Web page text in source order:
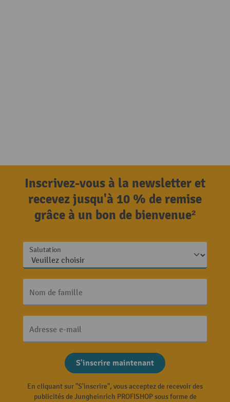
Inscrivez-vous à la newsletter et
recevez jusqu'à 10 % de remise
grâce à un bon de bienvenue²
Salutation
Nom de famille
Adresse e-mail
S'inscrire maintenant
En cliquant sur "S'inscrire", vous acceptez de recevoir des
publicités de Jungheinrich PROFISHOP sous forme de